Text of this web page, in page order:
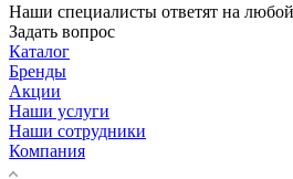
Наши специалисты ответят на
Задать вопрос
Каталог
Бренды
Акции
Наши услуги
Наши сотрудники
Компания